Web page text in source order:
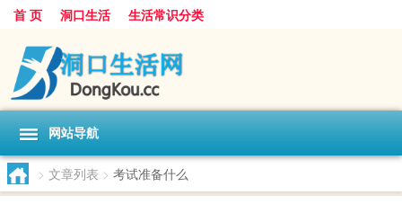
首 页 洞口生活 生活常识分类
网站导航
> 文章列表 > 考试准备什么